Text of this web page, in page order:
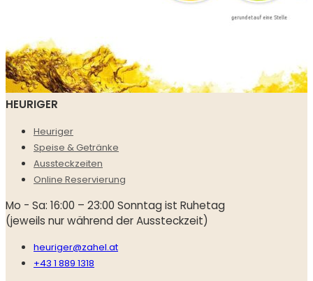
HEURIGER
Heuriger
Speise & Getränke
Aussteckzeiten
Online Reservierung
Mo - Sa: 16:00 – 23:00 Sonntag ist Ruhetag
(jeweils nur während der Aussteckzeit)
heuriger@zahel.at
+43 1 889 1318